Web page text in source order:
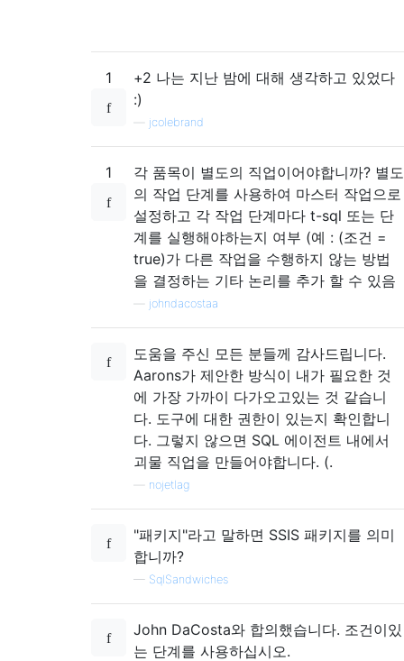
1
+2 나는 지난 밤에 대해 생각하고 있었다
:)
jcolebrand
1
각 품목이 별도의 직업이어야합니까? 별도
의 작업 단계를 사용하여 마스터 작업으로
설정하고 각 작업 단계마다 t-sql 또는 단
계를 실행해야하는지 여부 (예 : (조건 =
true)가 다른 작업을 수행하지 않는 방법
을 결정하는 기타 논리를 추가 할 수 있음
johndacostaa
도움을 주신 모든 분들께 감사드립니다.
Aarons가 제안한 방식이 내가 필요한 것
에 가장 가까이 다가오고있는 것 같습니
다. 도구에 대한 권한이 있는지 확인합니
다. 그렇지 않으면 SQL 에이전트 내에서
괴물 직업을 만들어야합니다. (.
nojetlag
"패키지"라고 말하면 SSIS 패키지를 의미
합니까?
— SqlSandwiches
John DaCosta와 합의했습니다. 조건이있
는 단계를 사용하십시오.